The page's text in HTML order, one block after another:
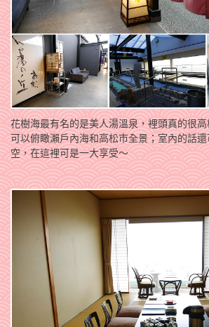
花樹海最有名的是美人湯溫泉，裡頭真的很
可以俯瞰瀨戶內海和高松市全景；室內的話
空，在這裡可是一大享受～